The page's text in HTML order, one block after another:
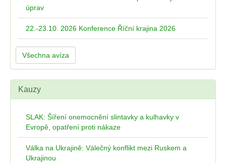
úprav
22.-23.10. 2026 Konference Říční krajina 2026
Všechna avíza
Kauzy
SLAK: Šíření onemocnění slintavky a kulhavky v
Evropě, opatření proti nákaze
Válka na Ukrajině: Válečný konflikt mezi Ruskem a
Ukrajinou